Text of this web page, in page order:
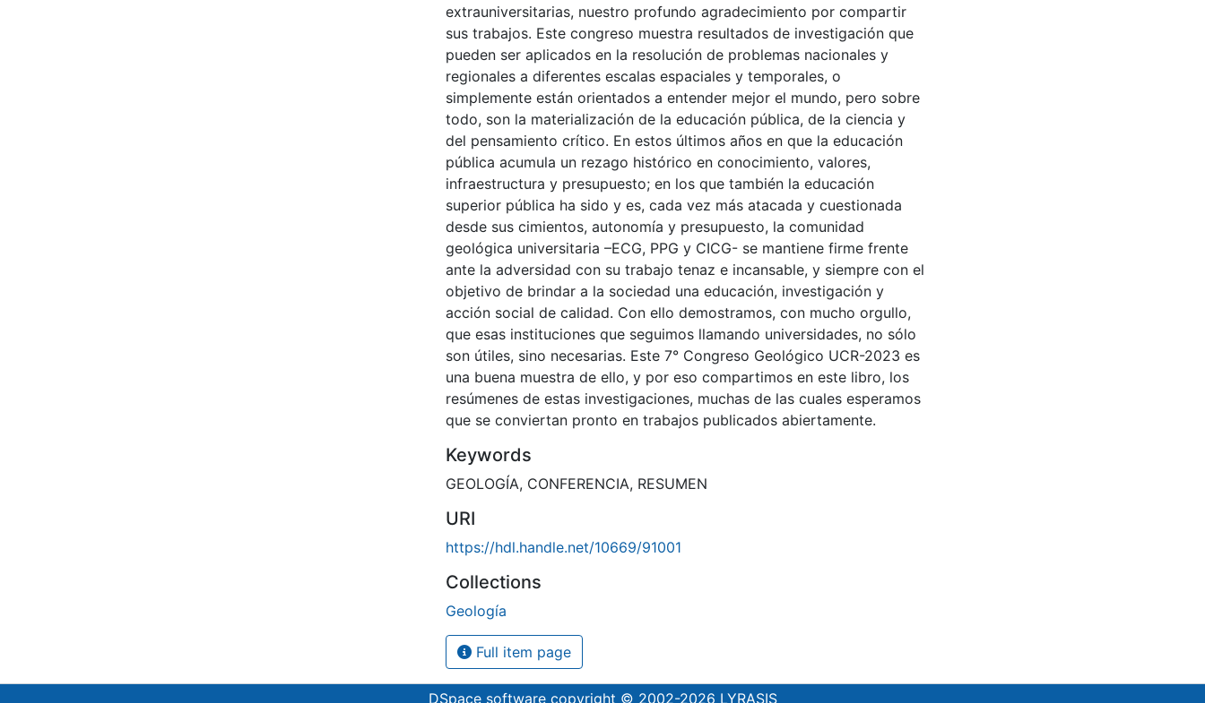
extrauniversitarias, nuestro profundo agradecimiento por compartir
sus trabajos. Este congreso muestra resultados de investigación que
pueden ser aplicados en la resolución de problemas nacionales y
regionales a diferentes escalas espaciales y temporales, o
simplemente están orientados a entender mejor el mundo, pero sobre
todo, son la materialización de la educación pública, de la ciencia y
del pensamiento crítico. En estos últimos años en que la educación
pública acumula un rezago histórico en conocimiento, valores,
infraestructura y presupuesto; en los que también la educación
superior pública ha sido y es, cada vez más atacada y cuestionada
desde sus cimientos, autonomía y presupuesto, la comunidad
geológica universitaria –ECG, PPG y CICG- se mantiene firme frente
ante la adversidad con su trabajo tenaz e incansable, y siempre con el
objetivo de brindar a la sociedad una educación, investigación y
acción social de calidad. Con ello demostramos, con mucho orgullo,
que esas instituciones que seguimos llamando universidades, no sólo
son útiles, sino necesarias. Este 7° Congreso Geológico UCR-2023 es
una buena muestra de ello, y por eso compartimos en este libro, los
resúmenes de estas investigaciones, muchas de las cuales esperamos
que se conviertan pronto en trabajos publicados abiertamente.
Keywords
GEOLOGÍA, CONFERENCIA, RESUMEN
URI
https://hdl.handle.net/10669/91001
Collections
Geología
Full item page
DSpace softwarecopyright © 2002-2026 LYRASIS